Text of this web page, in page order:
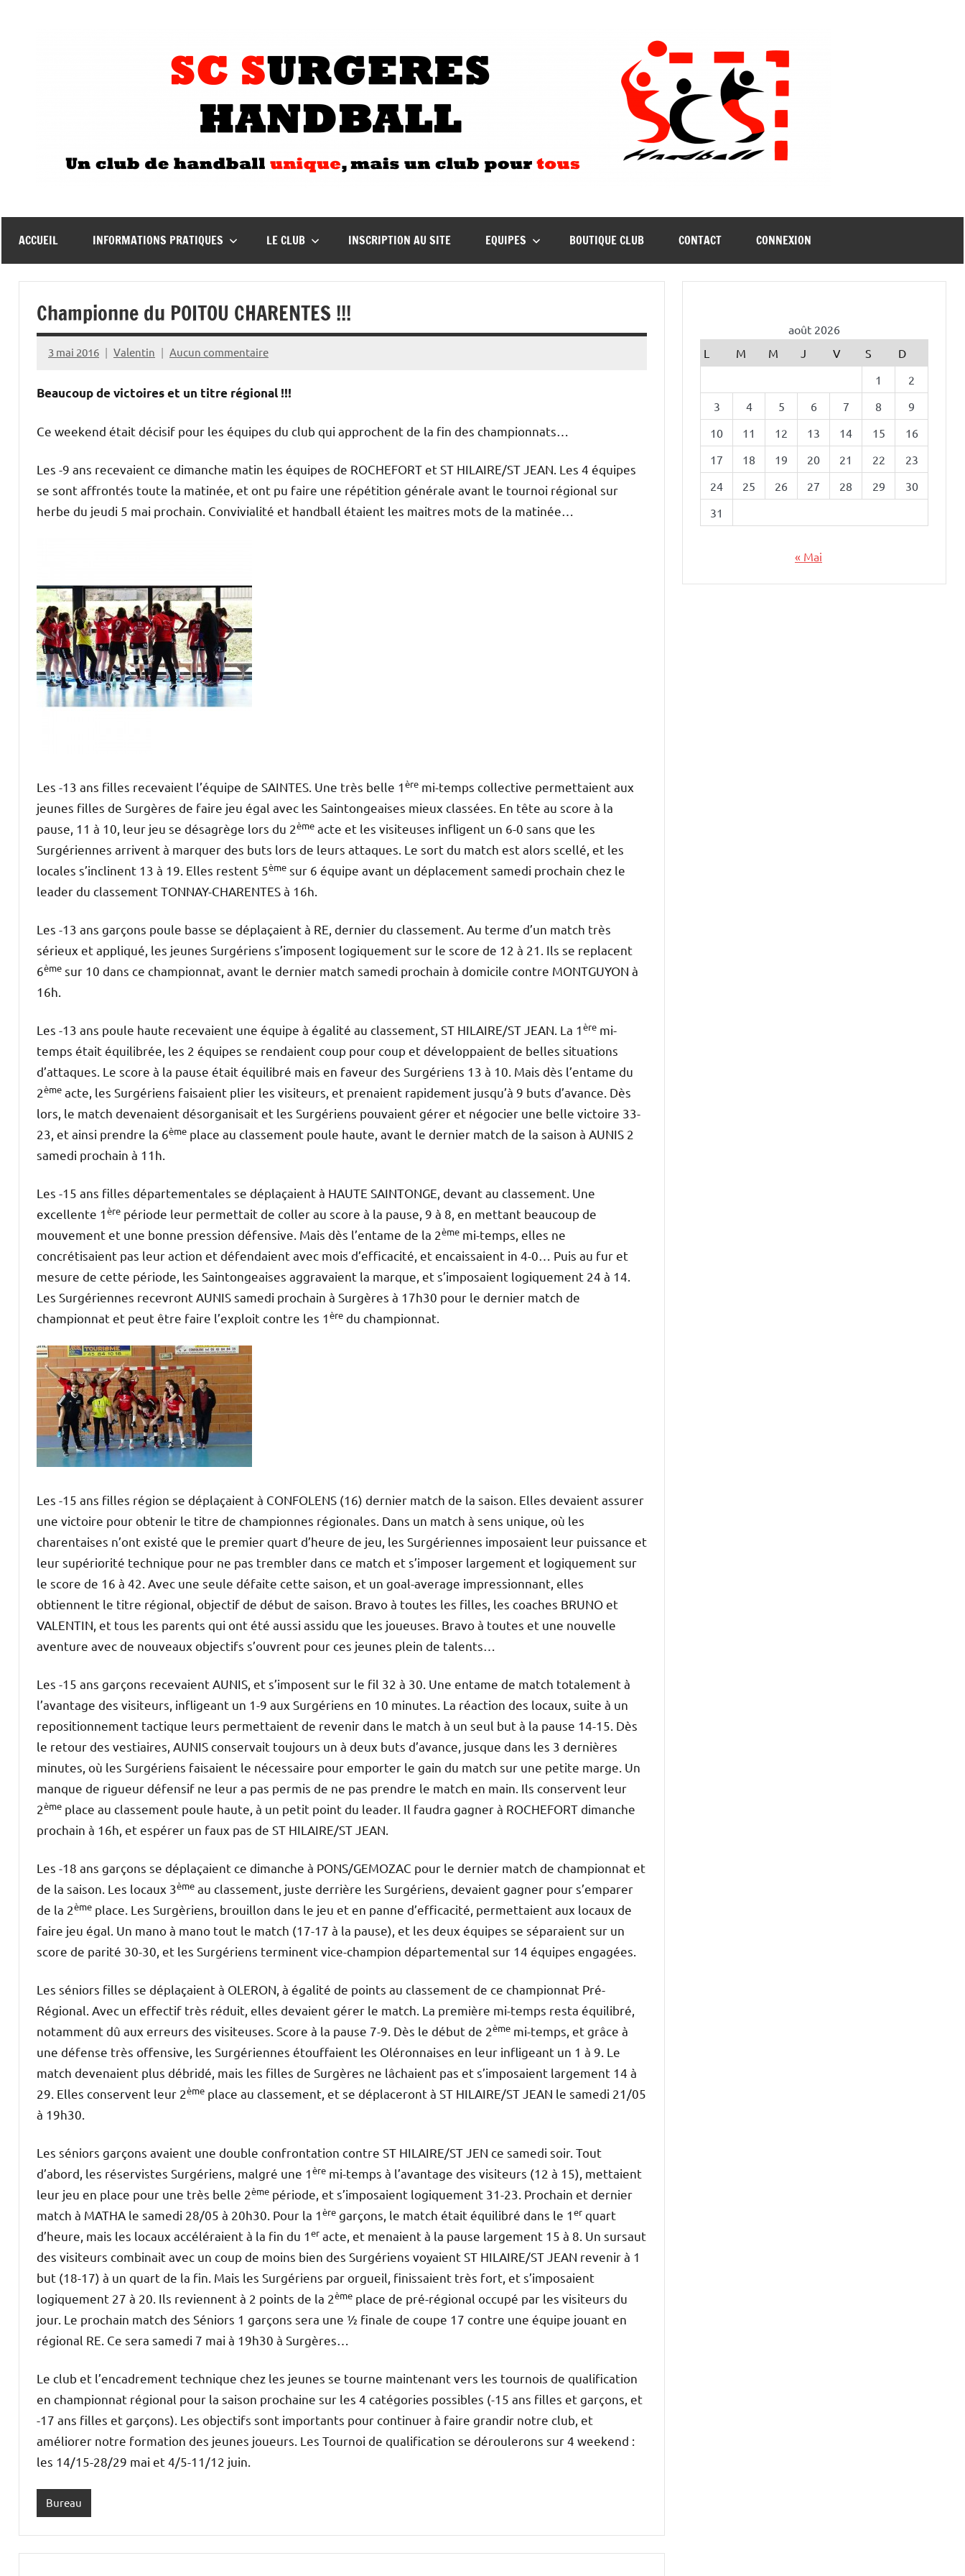
ACCUEIL INFORMATIONS PRATIQUES LE CLUB INSCRIPTION AU SITE EQUIPES BOUTIQUE CLUB CONTACT CONNEXION
Championne du POITOU CHARENTES !!!
3 mai 2016 Valentin Aucun commentaire
Beaucoup de victoires et un titre régional !!!
Ce weekend était décisif pour les équipes du club qui approchent de la fin des championnats…
Les -9 ans recevaient ce dimanche matin les équipes de ROCHEFORT et ST HILAIRE/ST JEAN. Les 4 équipes
se sont affrontés toute la matinée, et ont pu faire une répétition générale avant le tournoi régional sur
herbe du jeudi 5 mai prochain. Convivialité et handball étaient les maitres mots de la matinée…
Les -13 ans filles recevaient l’équipe de SAINTES. Une très belle 1ère mi-temps collective permettaient aux
jeunes filles de Surgères de faire jeu égal avec les Saintongeaises mieux classées. En tête au score à la
pause, 11 à 10, leur jeu se désagrège lors du 2ème acte et les visiteuses infligent un 6-0 sans que les
Surgériennes arrivent à marquer des buts lors de leurs attaques. Le sort du match est alors scellé, et les
locales s’inclinent 13 à 19. Elles restent 5ème sur 6 équipe avant un déplacement samedi prochain chez le
leader du classement TONNAY-CHARENTES à 16h.
Les -13 ans garçons poule basse se déplaçaient à RE, dernier du classement. Au terme d’un match très
sérieux et appliqué, les jeunes Surgériens s’imposent logiquement sur le score de 12 à 21. Ils se replacent
6ème sur 10 dans ce championnat, avant le dernier match samedi prochain à domicile contre MONTGUYON à
16h.
Les -13 ans poule haute recevaient une équipe à égalité au classement, ST HILAIRE/ST JEAN. La 1ère mi-
temps était équilibrée, les 2 équipes se rendaient coup pour coup et développaient de belles situations
d’attaques. Le score à la pause était équilibré mais en faveur des Surgériens 13 à 10. Mais dès l’entame du
2ème acte, les Surgériens faisaient plier les visiteurs, et prenaient rapidement jusqu’à 9 buts d’avance. Dès
lors, le match devenaient désorganisait et les Surgériens pouvaient gérer et négocier une belle victoire 33-
23, et ainsi prendre la 6ème place au classement poule haute, avant le dernier match de la saison à AUNIS 2
samedi prochain à 11h.
Les -15 ans filles départementales se déplaçaient à HAUTE SAINTONGE, devant au classement. Une
excellente 1ère période leur permettait de coller au score à la pause, 9 à 8, en mettant beaucoup de
mouvement et une bonne pression défensive. Mais dès l’entame de la 2ème mi-temps, elles ne
concrétisaient pas leur action et défendaient avec mois d’efficacité, et encaissaient in 4-0… Puis au fur et
mesure de cette période, les Saintongeaises aggravaient la marque, et s’imposaient logiquement 24 à 14.
Les Surgériennes recevront AUNIS samedi prochain à Surgères à 17h30 pour le dernier match de
championnat et peut être faire l’exploit contre les 1ère du championnat.
Les -15 ans filles région se déplaçaient à CONFOLENS (16) dernier match de la saison. Elles devaient assurer
une victoire pour obtenir le titre de championnes régionales. Dans un match à sens unique, où les
charentaises n’ont existé que le premier quart d’heure de jeu, les Surgériennes imposaient leur puissance et
leur supériorité technique pour ne pas trembler dans ce match et s’imposer largement et logiquement sur
le score de 16 à 42. Avec une seule défaite cette saison, et un goal-average impressionnant, elles
obtiennent le titre régional, objectif de début de saison. Bravo à toutes les filles, les coaches BRUNO et
VALENTIN, et tous les parents qui ont été aussi assidu que les joueuses. Bravo à toutes et une nouvelle
aventure avec de nouveaux objectifs s’ouvrent pour ces jeunes plein de talents…
Les -15 ans garçons recevaient AUNIS, et s’imposent sur le fil 32 à 30. Une entame de match totalement à
l’avantage des visiteurs, infligeant un 1-9 aux Surgériens en 10 minutes. La réaction des locaux, suite à un
repositionnement tactique leurs permettaient de revenir dans le match à un seul but à la pause 14-15. Dès
le retour des vestiaires, AUNIS conservait toujours un à deux buts d’avance, jusque dans les 3 dernières
minutes, où les Surgériens faisaient le nécessaire pour emporter le gain du match sur une petite marge. Un
manque de rigueur défensif ne leur a pas permis de ne pas prendre le match en main. Ils conservent leur
2ème place au classement poule haute, à un petit point du leader. Il faudra gagner à ROCHEFORT dimanche
prochain à 16h, et espérer un faux pas de ST HILAIRE/ST JEAN.
Les -18 ans garçons se déplaçaient ce dimanche à PONS/GEMOZAC pour le dernier match de championnat et
de la saison. Les locaux 3ème au classement, juste derrière les Surgériens, devaient gagner pour s’emparer
de la 2ème place. Les Surgèriens, brouillon dans le jeu et en panne d’efficacité, permettaient aux locaux de
faire jeu égal. Un mano à mano tout le match (17-17 à la pause), et les deux équipes se séparaient sur un
score de parité 30-30, et les Surgériens terminent vice-champion départemental sur 14 équipes engagées.
Les séniors filles se déplaçaient à OLERON, à égalité de points au classement de ce championnat Pré-
Régional. Avec un effectif très réduit, elles devaient gérer le match. La première mi-temps resta équilibré,
notamment dû aux erreurs des visiteuses. Score à la pause 7-9. Dès le début de 2ème mi-temps, et grâce à
une défense très offensive, les Surgériennes étouffaient les Oléronnaises en leur infligeant un 1 à 9. Le
match devenaient plus débridé, mais les filles de Surgères ne lâchaient pas et s’imposaient largement 14 à
29. Elles conservent leur 2ème place au classement, et se déplaceront à ST HILAIRE/ST JEAN le samedi 21/05
à 19h30.
Les séniors garçons avaient une double confrontation contre ST HILAIRE/ST JEN ce samedi soir. Tout
d’abord, les réservistes Surgériens, malgré une 1ère mi-temps à l’avantage des visiteurs (12 à 15), mettaient
leur jeu en place pour une très belle 2ème période, et s’imposaient logiquement 31-23. Prochain et dernier
match à MATHA le samedi 28/05 à 20h30. Pour la 1ère garçons, le match était équilibré dans le 1er quart
d’heure, mais les locaux accéléraient à la fin du 1er acte, et menaient à la pause largement 15 à 8. Un sursaut
des visiteurs combinait avec un coup de moins bien des Surgériens voyaient ST HILAIRE/ST JEAN revenir à 1
but (18-17) à un quart de la fin. Mais les Surgériens par orgueil, finissaient très fort, et s’imposaient
logiquement 27 à 20. Ils reviennent à 2 points de la 2ème place de pré-régional occupé par les visiteurs du
jour. Le prochain match des Séniors 1 garçons sera une ½ finale de coupe 17 contre une équipe jouant en
régional RE. Ce sera samedi 7 mai à 19h30 à Surgères…
Le club et l’encadrement technique chez les jeunes se tourne maintenant vers les tournois de qualification
en championnat régional pour la saison prochaine sur les 4 catégories possibles (-15 ans filles et garçons, et
-17 ans filles et garçons). Les objectifs sont importants pour continuer à faire grandir notre club, et
améliorer notre formation des jeunes joueurs. Les Tournoi de qualification se déroulerons sur 4 weekend :
les 14/15-28/29 mai et 4/5-11/12 juin.
Bureau
août 2026
L
M M J V S
D
1
2
3
4 5 6 7 8
9
10
11 12 13 14 15
16
17
18 19 20 21 22
23
24
25 26 27 28 29
30
31
« Mai